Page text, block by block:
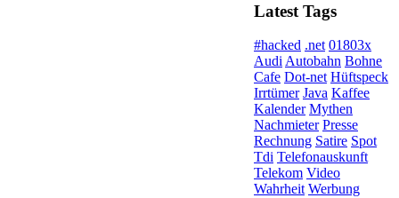
Latest Tags
#hacked .net 01803x
Audi Autobahn Bohne
Cafe Dot-net Hüftspeck
Irrtümer Java Kaffee
Kalender Mythen
Nachmieter Presse
Rechnung Satire Spot
Tdi Telefonauskunft
Telekom Video
Wahrheit Werbung